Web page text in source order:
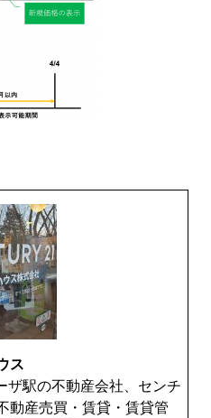
ス
ザ駅の不動産会社、センチ
動産売買・賃貸・賃貸管